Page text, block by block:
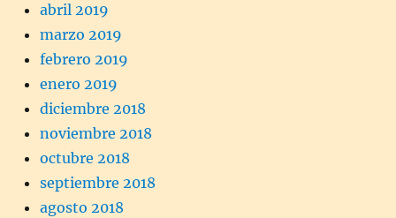
abril 2019
marzo 2019
febrero 2019
enero 2019
diciembre 2018
noviembre 2018
octubre 2018
septiembre 2018
agosto 2018